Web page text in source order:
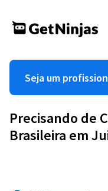
Seja um
Precisando de
Brasileira em